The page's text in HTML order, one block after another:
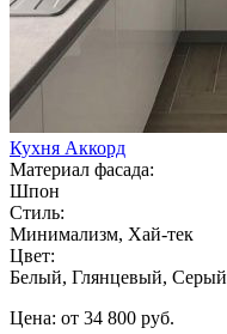
Кухня Аккорд
Материал фасада:
Шпон
Стиль:
Минимализм, Хай-тек
Цвет:
Белый, Глянцевый, Серый
Цена: от 34 800 руб.